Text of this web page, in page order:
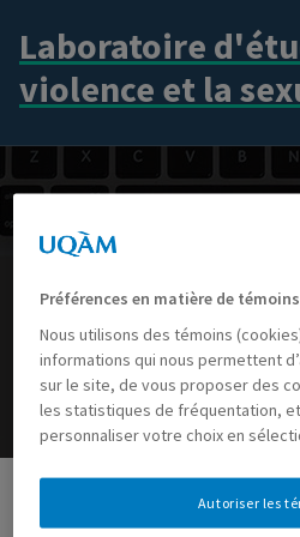
contenu
Laboratoire
violence et la
Brigade de
Préférences en matière de témoins
Nous utilisons des témoins
informations qui nous permettent
sur le site, de vous proposer des
les statistiques de fréquentation,
personnaliser votre choix en
Autoriser les